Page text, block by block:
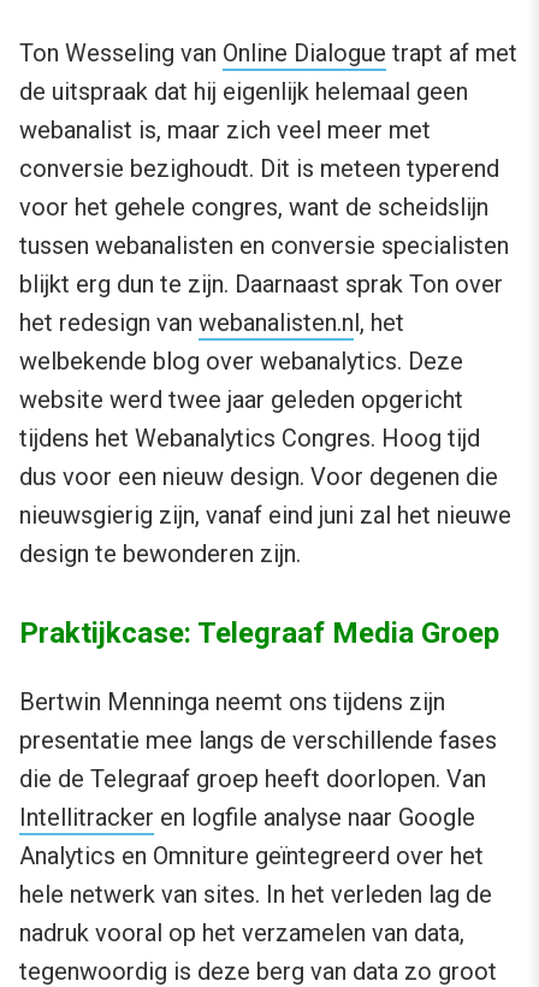
Ton Wesseling van Online Dialogue trapt af met
de uitspraak dat hij eigenlijk helemaal geen
webanalist is, maar zich veel meer met
conversie bezighoudt. Dit is meteen typerend
voor het gehele congres, want de scheidslijn
tussen webanalisten en conversie specialisten
blijkt erg dun te zijn. Daarnaast sprak Ton over
het redesign van webanalisten.nl, het
welbekende blog over webanalytics. Deze
website werd twee jaar geleden opgericht
tijdens het Webanalytics Congres. Hoog tijd
dus voor een nieuw design. Voor degenen die
nieuwsgierig zijn, vanaf eind juni zal het nieuwe
design te bewonderen zijn.
Praktijkcase: Telegraaf Media Groep
Bertwin Menninga neemt ons tijdens zijn
presentatie mee langs de verschillende fases
die de Telegraaf groep heeft doorlopen. Van
Intellitracker en logfile analyse naar Google
Analytics en Omniture geïntegreerd over het
hele netwerk van sites. In het verleden lag de
nadruk vooral op het verzamelen van data,
tegenwoordig is deze berg van data zo groot